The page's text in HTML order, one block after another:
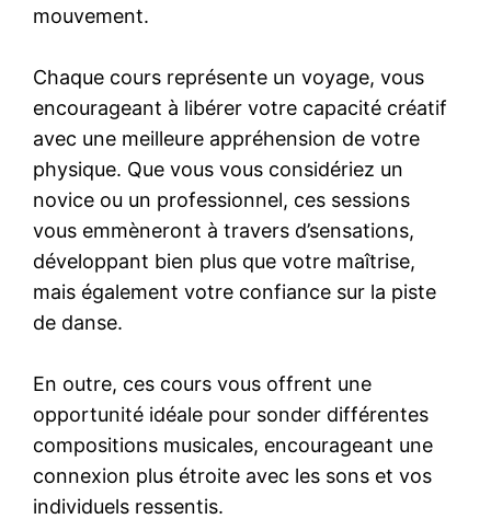
mouvement.
Chaque cours représente un voyage, vous
encourageant à libérer votre capacité créatif
avec une meilleure appréhension de votre
physique. Que vous vous considériez un
novice ou un professionnel, ces sessions
vous emmèneront à travers d’sensations,
développant bien plus que votre maîtrise,
mais également votre confiance sur la piste
de danse.
En outre, ces cours vous offrent une
opportunité idéale pour sonder différentes
compositions musicales, encourageant une
connexion plus étroite avec les sons et vos
individuels ressentis.